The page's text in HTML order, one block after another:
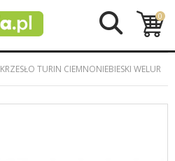
0
KRZESŁO TURIN CIEMNONIEBIESKI WELUR